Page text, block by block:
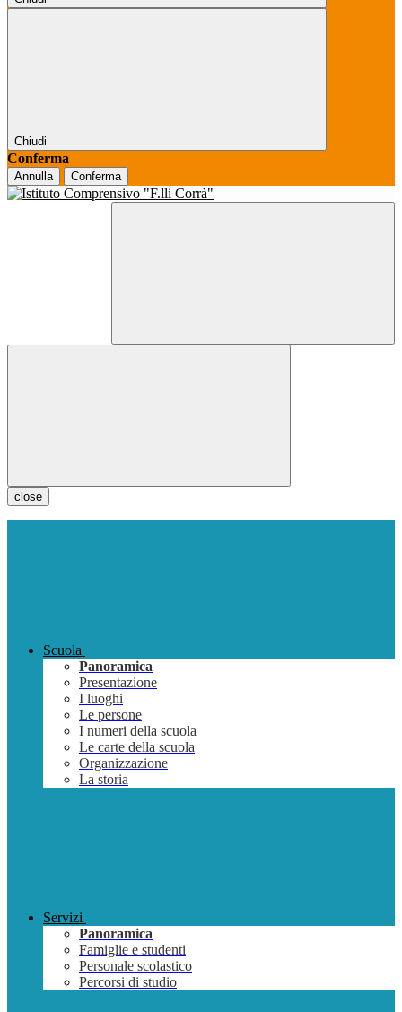
Chiudi
Conferma
Annulla Conferma
close
Scuola
Panoramica
Presentazione
I luoghi
Le persone
I numeri della scuola
Le carte della scuola
Organizzazione
La storia
Servizi
Panoramica
Famiglie e studenti
Personale scolastico
Percorsi di studio